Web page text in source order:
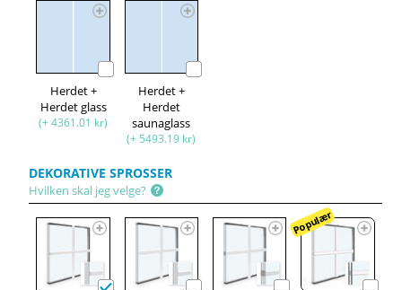
Herdet +
Herdet glass
(+ 4361.01 kr)
Herdet +
Herdet
saunaglass
(+ 5493.19 kr)
DEKORATIVE SPROSSER
Hvilken skal jeg velge?
Populær